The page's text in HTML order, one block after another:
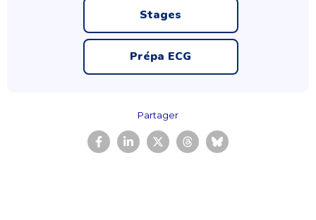
Stages
Prépa ECG
Partager